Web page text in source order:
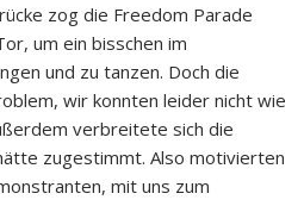
zog die Freedom Parade
um ein bisschen im
und zu tanzen. Doch die
wir konnten leider nicht wie
verbreitete sich die
zugestimmt. Also motivierten
mit uns zum